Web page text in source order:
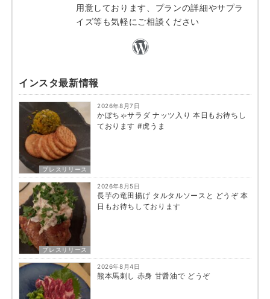
用意しております、プランの詳細やサプラ
イズ等も気軽にご相談ください
インスタ最新情報
プレスリリース
2026年8月7日
かぼちゃサラダ ナッツ入り 本日もお待ちし
ております #虎うま
プレスリリース
2026年8月5日
長芋の竜田揚げ タルタルソースと どうぞ 本
日もお待ちしております
2026年8月4日
熊本馬刺し 赤身 甘醤油で どうぞ